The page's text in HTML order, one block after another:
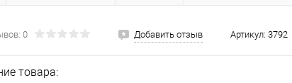
0 Добавить отзыв Артикул: 3792
товара: